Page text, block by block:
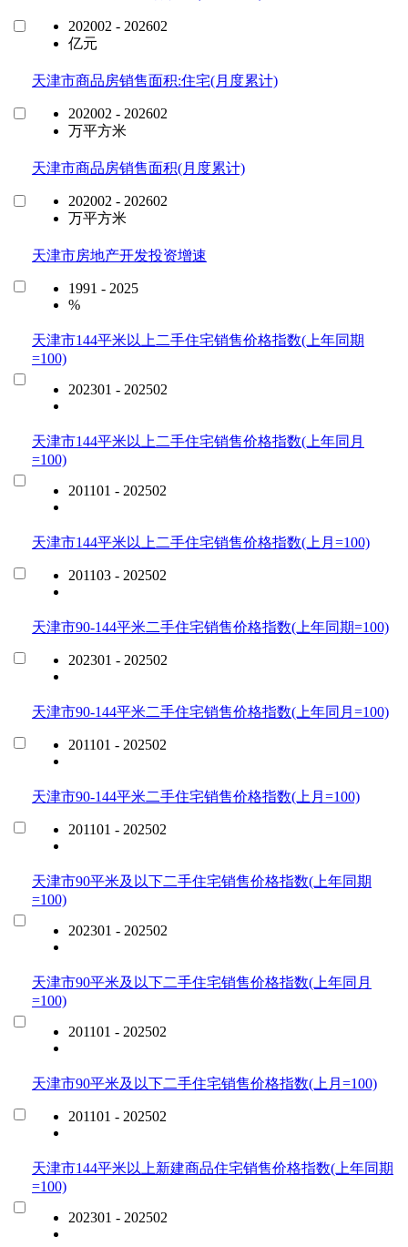
202002 - 202602
亿元
天津市商品房销售面积:住宅(月度累计)
202002 - 202602
万平方米
天津市商品房销售面积(月度累计)
202002 - 202602
万平方米
天津市房地产开发投资增速
1991 - 2025
%
天津市144平米以上二手住宅销售价格指数(上年同期
=100)
202301 - 202502
天津市144平米以上二手住宅销售价格指数(上年同月
=100)
201101 - 202502
天津市144平米以上二手住宅销售价格指数(上月=100)
201103 - 202502
天津市90-144平米二手住宅销售价格指数(上年同期=100)
202301 - 202502
天津市90-144平米二手住宅销售价格指数(上年同月=100)
201101 - 202502
天津市90-144平米二手住宅销售价格指数(上月=100)
201101 - 202502
天津市90平米及以下二手住宅销售价格指数(上年同期
=100)
202301 - 202502
天津市90平米及以下二手住宅销售价格指数(上年同月
=100)
201101 - 202502
天津市90平米及以下二手住宅销售价格指数(上月=100)
201101 - 202502
天津市144平米以上新建商品住宅销售价格指数(上年同期
=100)
202301 - 202502